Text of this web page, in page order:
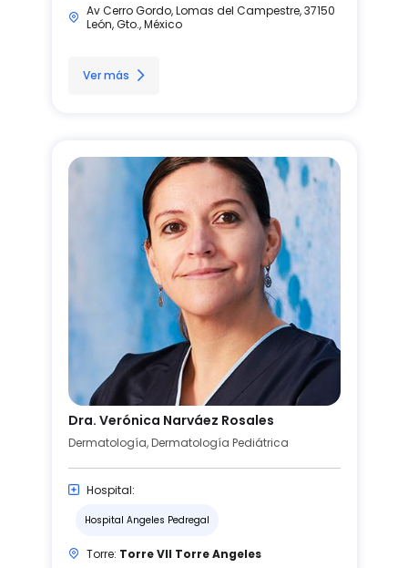
Av Cerro Gordo, Lomas del Campestre, 37150
León, Gto., México
Ver más
Dra. Verónica Narváez Rosales
Dermatología, Dermatología Pediátrica
Hospital:
Hospital Angeles Pedregal
Torre: Torre VII Torre Angeles